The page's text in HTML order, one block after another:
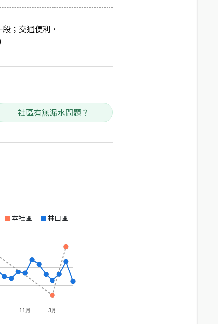
；交通便利，
社區有無漏水問題？
本社區 林口區
11月 3月